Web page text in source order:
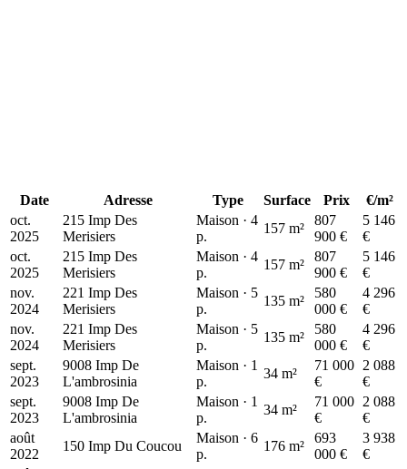
Date Adresse Type Surface Prix
€/m²
oct.
2025
215 Imp Des
Merisiers
Maison · 4
p.
157 m²
807
900 €
5 146
€
oct.
2025
215 Imp Des
Merisiers
Maison · 4
p.
157 m²
807
900 €
5 146
€
nov.
2024
221 Imp Des
Merisiers
Maison · 5
p.
135 m²
580
000 €
4 296
€
nov.
2024
221 Imp Des
Merisiers
Maison · 5
p.
135 m²
580
000 €
4 296
€
sept.
2023
9008 Imp De
L'ambrosinia
Maison · 1
p.
34 m²
71 000
€
2 088
€
sept.
2023
9008 Imp De
L'ambrosinia
Maison · 1
p.
34 m²
71 000
€
2 088
€
août
2022
150 Imp Du Coucou
Maison · 6
p.
176 m²
693
000 €
3 938
€